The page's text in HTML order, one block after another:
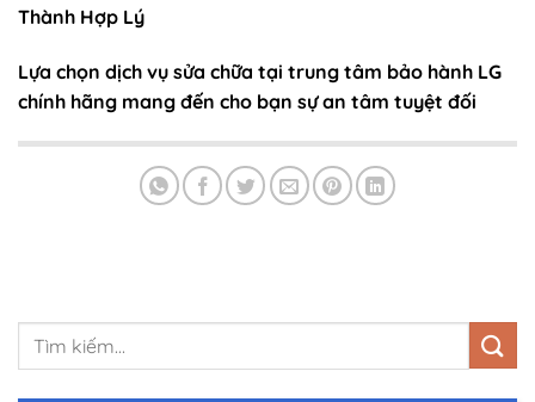
Thành Hợp Lý
Lựa chọn dịch vụ sửa chữa tại trung tâm bảo hành LG
chính hãng mang đến cho bạn sự an tâm tuyệt đối